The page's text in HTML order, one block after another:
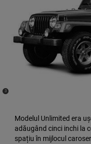
Modelul Unlimited era
adăugând cinci inchi la
spațiu în mijlocul
(
Disclosure
3)